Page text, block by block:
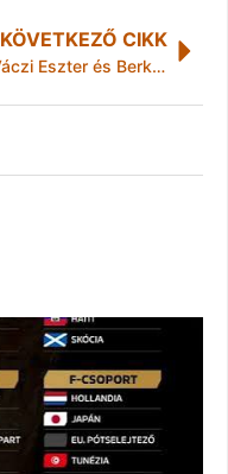
KÖVETKEZŐ CIKK
Váczi Eszter és Berkes Gábor riportja!